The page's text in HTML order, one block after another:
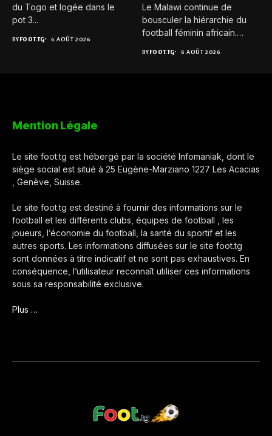
du Togo et logée dans le
pot 3...
BYFOOT.TG 6 AOÛT 2026
Le Malawi continue de
bousculer la hiérarchie du
football féminin africain.
BYFOOT.TG 6 AOÛT 2026
Mention Légale
Le site foot.tg est hébergé par la société Infomaniak, dont le
siège social est situé à 25 Eugène-Marziano 1227 Les Acacias
, Genève, Suisse.
Le site foot.tg est destiné à fournir des informations sur le
football et les différents clubs, équipes de football , les
joueurs, l’économie du football, la santé du sportif et les
autres sports. Les informations diffusées sur le site foot.tg
sont données à titre indicatif et ne sont pas exhaustives. En
conséquence, l’utilisateur reconnaît utiliser ces informations
sous sa responsabilité exclusive.
Plus …